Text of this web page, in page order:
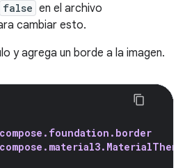
false en el archivo
cambiar esto.
y agrega un borde a la imagen.